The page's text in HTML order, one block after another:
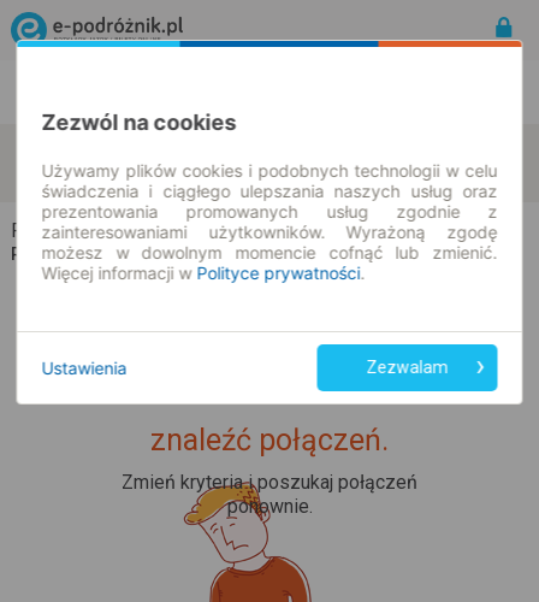
07.08.2026 | -- : --
zmień kryteria
Rychnów → Kolonia Skarszewek
Rozkład jazdy i bilety
Upss... Nie udało nam się
znaleźć połączeń.
Zmień kryteria i poszukaj połączeń
ponownie.
Zezwól na cookies
Używamy plików cookies i podobnych technologii w celu
świadczenia i ciągłego ulepszania naszych usług oraz
prezentowania promowanych usług zgodnie z
zainteresowaniami użytkowników. Wyrażoną zgodę
możesz w dowolnym momencie cofnąć lub zmienić.
Więcej informacji w Polityce prywatności.
Ustawienia Zezwalam